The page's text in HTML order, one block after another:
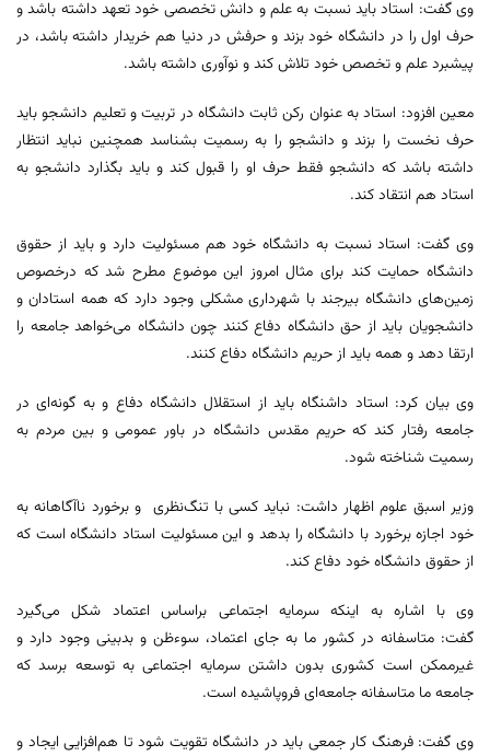
وی گفت: استاد باید نسبت به علم و دانش تخصصی خود تعهد داشته باشد و
حرف اول را در دانشگاه خود بزند و حرفش در دنیا هم خریدار داشته باشد، در
پیشبرد علم و تخصص خود تلاش کند و نوآوری داشته باشد.
معین افزود: استاد به عنوان رکن ثابت دانشگاه در تربیت و تعلیم دانشجو باید
حرف نخست را بزند و دانشجو را به رسمیت بشناسد همچنین نباید انتظار
داشته باشد که دانشجو فقط حرف او را قبول کند و باید بگذارد دانشجو به
استاد هم انتقاد کند.
وی گفت: استاد نسبت به دانشگاه خود هم مسئولیت دارد و باید از حقوق
دانشگاه حمایت کند برای مثال امروز این موضوع مطرح شد که درخصوص
زمین‌های دانشگاه بیرجند با شهرداری مشکلی وجود دارد که همه استادان و
دانشجویان باید از حق دانشگاه دفاع کنند چون دانشگاه می‌خواهد جامعه را
ارتقا دهد و همه باید از حریم دانشگاه دفاع کنند.
وی بیان کرد: استاد داشنگاه باید از استقلال دانشگاه دفاع و به گونه‌ای در
جامعه رفتار کند که حریم مقدس دانشگاه در باور عمومی و بین مردم به
رسمیت شناخته شود.
وزیر اسبق علوم اظهار داشت: نباید کسی با تنگ‌نظری و برخورد ناآگاهانه به
خود اجازه برخورد با دانشگاه را بدهد و این مسئولیت استاد دانشگاه است که
از حقوق دانشگاه خود دفاع کند.
وی با اشاره به اینکه سرمایه اجتماعی براساس اعتماد شکل می‌گیرد
گفت: متاسفانه در کشور ما به جای اعتماد، سوءظن و بدبینی وجود دارد و
غیرممکن است کشوری بدون داشتن سرمایه اجتماعی به توسعه برسد که
جامعه ما متاسفانه جامعه‌ای فروپاشیده است.
وی گفت: فرهنگ کار جمعی باید در دانشگاه تقویت شود تا هم‌افزایی ایجاد و